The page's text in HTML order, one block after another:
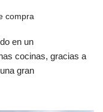
compra
en un
cocinas, gracias a
gran